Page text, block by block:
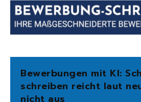
Bewerbungen mit KI:
schreiben reicht laut